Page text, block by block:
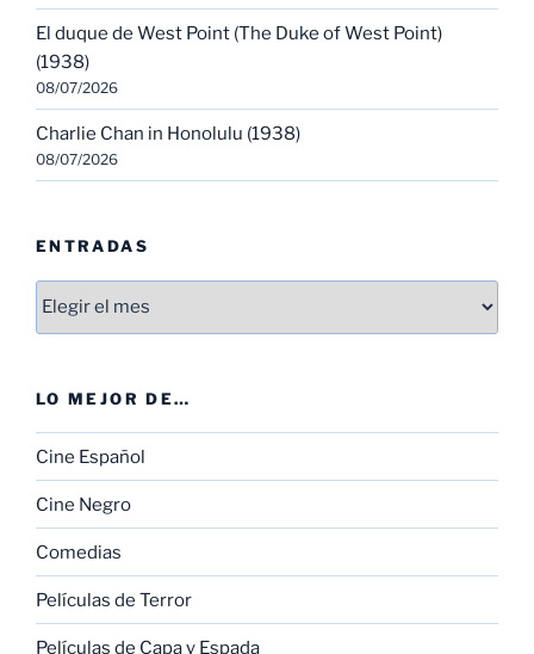
El duque de West Point (The Duke of West Point)
(1938)
08/07/2026
Charlie Chan in Honolulu (1938)
08/07/2026
ENTRADAS
Entradas
LO MEJOR DE…
Cine Español
Cine Negro
Comedias
Películas de Terror
Películas de Capa y Espada